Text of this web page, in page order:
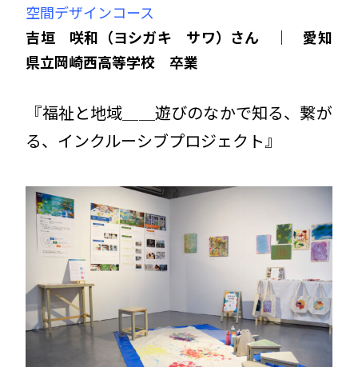
空間デザインコース
吉垣 咲和（ヨシガキ サワ）さん ｜ 愛知
県立岡崎西高等学校 卒業
『福祉と地域＿＿遊びのなかで知る、繋が
る、インクルーシブプロジェクト』